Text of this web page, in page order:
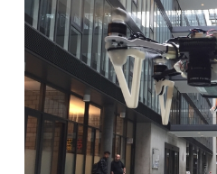
公
开
课